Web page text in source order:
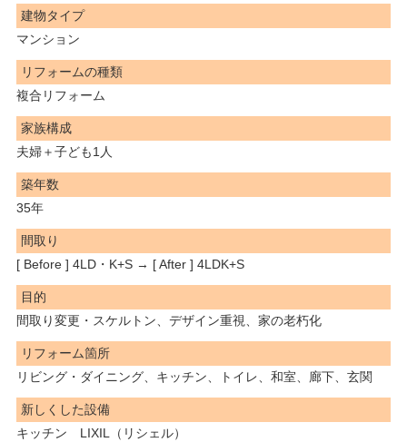
建物タイプ
マンション
リフォームの種類
複合リフォーム
家族構成
夫婦＋子ども1人
築年数
35年
間取り
[ Before ] 4LD・K+S → [ After ] 4LDK+S
目的
間取り変更・スケルトン、デザイン重視、家の老朽化
リフォーム箇所
リビング・ダイニング、キッチン、トイレ、和室、廊下、玄関
新しくした設備
キッチン LIXIL（リシェル）